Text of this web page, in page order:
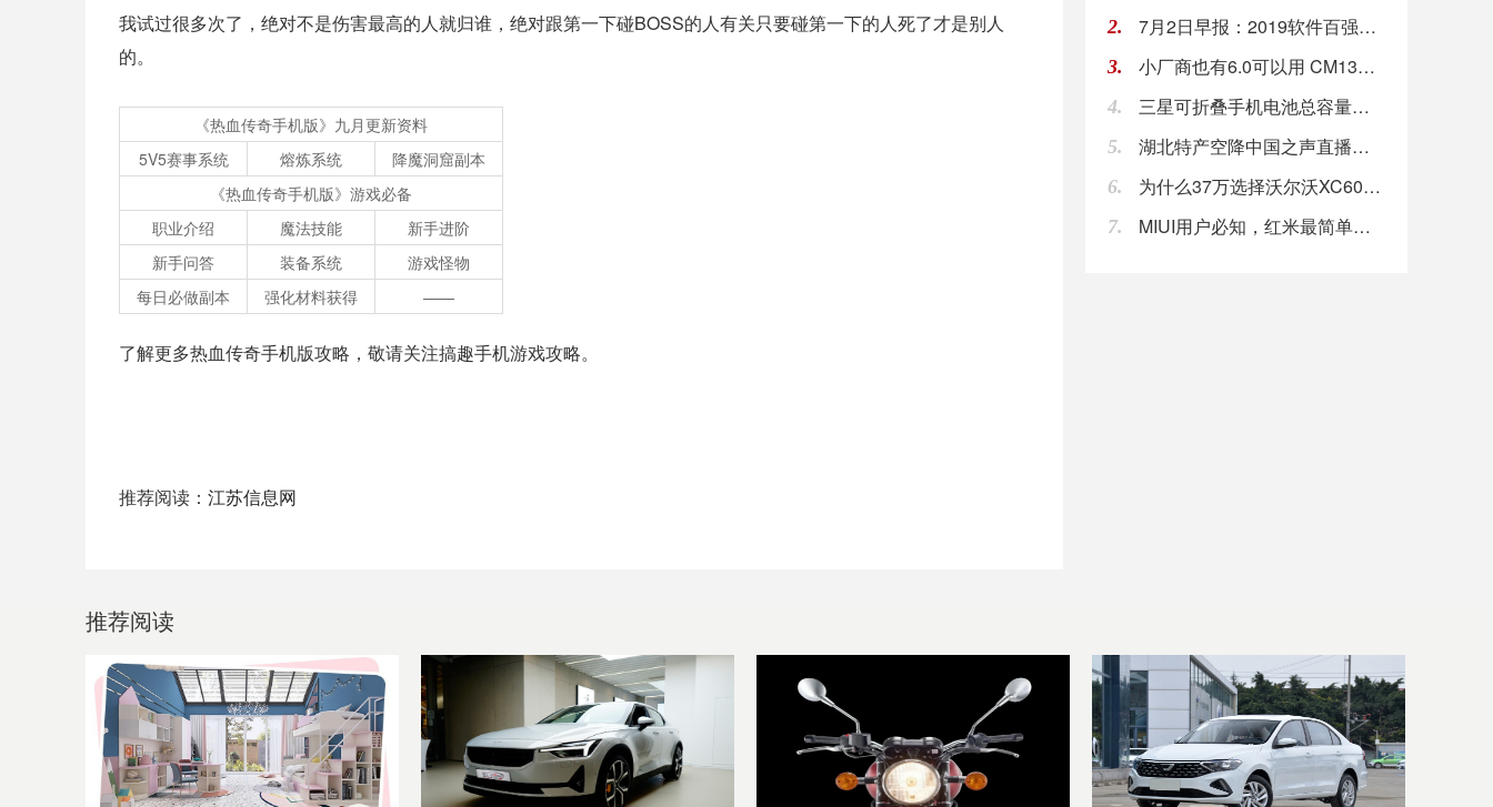
我试过很多次了，绝对不是伤害最高的人就归谁，绝对跟第一下碰BOSS的人有关只要碰第一下的人死了才是别人
的。
《热血传奇手机版》九月更新资料
5V5赛事系统
熔炼系统
降魔洞窟副本
《热血传奇手机版》游戏必备
职业介绍
魔法技能
新手进阶
新手问答
装备系统
游戏怪物
每日必做副本
强化材料获得 ——
了解更多热血传奇手机版攻略，敬请关注搞趣手机游戏攻略。
推荐阅读： 江苏信息网
2. 7月2日早报：2019软件百强企业榜单：华为、
3. 小厂商也有6.0可以用 CM13宣布已适配一加
4. 三星可折叠手机电池总容量为6200mAh，初期
5. 湖北特产空降中国之声直播间，买！买！买!
6. 为什么37万选择沃尔沃XC60而不买奥迪Q5L
7. MIUI用户必知，红米最简单的刷机教程你一定要
推荐阅读